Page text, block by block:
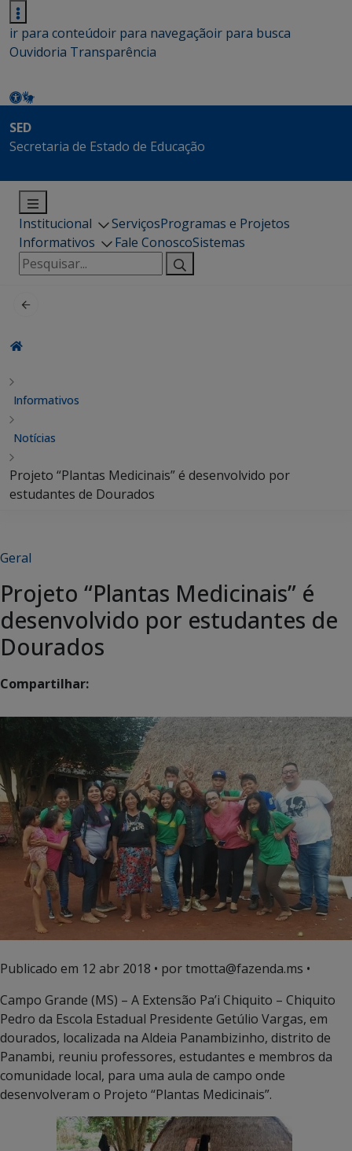
ir para conteúdoir para navegaçãoir para busca
Ouvidoria Transparência
SED
Secretaria de Estado de Educação
Institucional ServiçosProgramas e Projetos
Informativos
Fale ConoscoSistemas
Pesquisar
por:
Informativos
Notícias
Projeto “Plantas Medicinais” é desenvolvido por
estudantes de Dourados
Geral
Projeto “Plantas Medicinais” é
desenvolvido por estudantes de
Dourados
Compartilhar:
Publicado em 12 abr 2018 • por tmotta@fazenda.ms •
Campo Grande (MS) – A Extensão Pa’i Chiquito – Chiquito
Pedro da Escola Estadual Presidente Getúlio Vargas, em
dourados, localizada na Aldeia Panambizinho, distrito de
Panambi, reuniu professores, estudantes e membros da
comunidade local, para uma aula de campo onde
desenvolveram o Projeto “Plantas Medicinais”.